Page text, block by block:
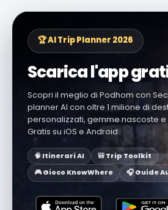
🏆 AI Trip Planner 2026
Scarica l'app
Scopri il meglio di Podhom con
planner AI con oltre 1 milione di
personalizzati, gemme nascoste
Gratis su iOS e Android.
🧠 Itinerari AI
🎒 Trip Toolkit
🎮 Gioco KnowWhere
🎧 Guide